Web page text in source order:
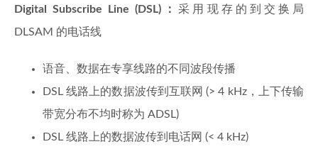
Digital Subscribe Line (DSL)：采用现存的到交换局
DLSAM 的电话线
语音、数据在专享线路的不同波段传播
DSL 线路上的数据波传到互联网 (> 4 kHz，上下传输
带宽分布不均时称为 ADSL)
DSL 线路上的数据波传到电话网 (< 4 kHz)